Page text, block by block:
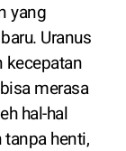
yang
Uranus
kecepatan
merasa
hal-hal
henti,